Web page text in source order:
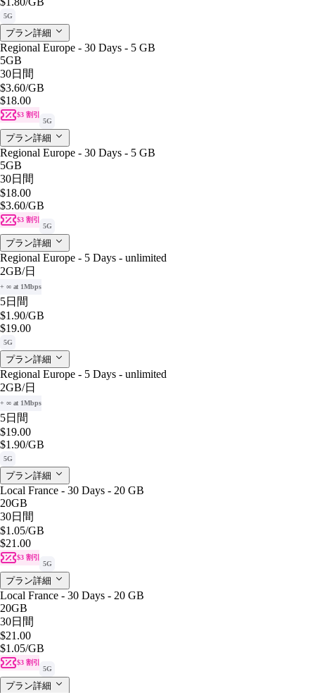
5G
プラン詳細
Regional Europe - 30 Days - 5 GB
5GB
30日間
$3.60/GB
$18.00
$3 割引
5G
プラン詳細
Regional Europe - 30 Days - 5 GB
5GB
30日間
$18.00
$3.60/GB
$3 割引
5G
プラン詳細
Regional Europe - 5 Days - unlimited
2GB/日
+ ∞ at 1Mbps
5日間
$1.90/GB
$19.00
5G
プラン詳細
Regional Europe - 5 Days - unlimited
2GB/日
+ ∞ at 1Mbps
5日間
$19.00
$1.90/GB
5G
プラン詳細
Local France - 30 Days - 20 GB
20GB
30日間
$1.05/GB
$21.00
$3 割引
5G
プラン詳細
Local France - 30 Days - 20 GB
20GB
30日間
$21.00
$1.05/GB
$3 割引
5G
プラン詳細